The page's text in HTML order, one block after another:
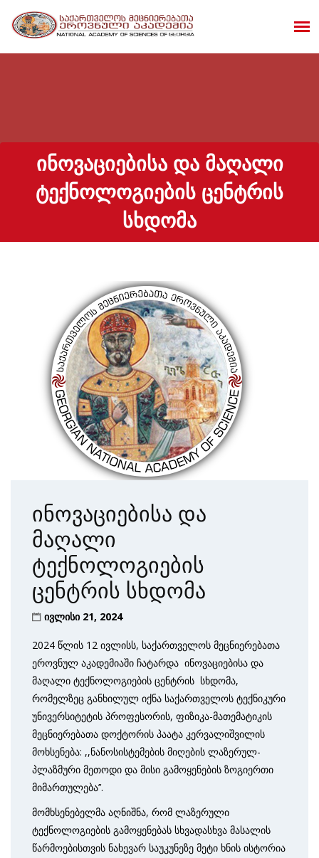
ᲘᲜᲝᲕᲐᲪᲘᲔᲑᲘᲡᲐ ᲓᲐ ᲛᲐᲦᲐᲚᲘ
ᲢᲔᲥᲜᲝᲚᲝᲒᲘᲔᲑᲘᲡ ᲪᲔᲜᲢᲠᲘᲡ
ᲡᲮᲓᲝᲛᲐ
ინოვაციებისა და
მაღალი
ტექნოლოგიების
ცენტრის სხდომა
ივლისი 21, 2024
2024 წლის 12 ივლისს, საქართველოს მეცნიერებათა
ეროვნულ აკადემიაში ჩატარდა ინოვაციებისა და
მაღალი ტექნოლოგიების ცენტრის სხდომა,
რომელზეც განხილულ იქნა საქართველოს ტექნიკური
უნივერსიტეტის პროფესორის, ფიზიკა-მათემატიკის
მეცნიერებათა დოქტორის პაატა კერვალიშვილის
მოხსენება: ,,ნანოსისტემების მიღების ლაზერულ-
პლაზმური მეთოდი და მისი გამოყენების ზოგიერთი
მიმართულება’’.
მომხსენებელმა აღნიშნა, რომ ლაზერული
ტექნოლოგიების გამოყენებას სხვადასხვა მასალის
წარმოებისთვის ნახევარ საუკუნეზე მეტი ხნის ისტორია